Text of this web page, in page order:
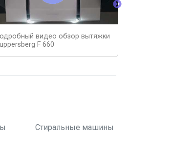
видео обзор вытяжки
F 660
Стиральные машины